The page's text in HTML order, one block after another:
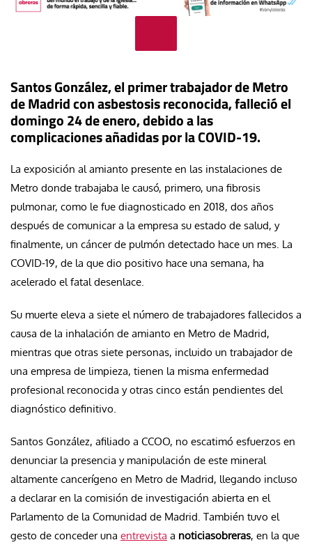
Santos González, el primer trabajador de Metro
de Madrid con asbestosis reconocida, falleció el
domingo 24 de enero, debido a las
complicaciones añadidas por la COVID-19.
La exposición al amianto presente en las instalaciones de
Metro donde trabajaba le causó, primero, una fibrosis
pulmonar, como le fue diagnosticado en 2018, dos años
después de comunicar a la empresa su estado de salud, y
finalmente, un cáncer de pulmón detectado hace un mes. La
COVID-19, de la que dio positivo hace una semana, ha
acelerado el fatal desenlace.
Su muerte eleva a siete el número de trabajadores fallecidos a
causa de la inhalación de amianto en Metro de Madrid,
mientras que otras siete personas, incluido un trabajador de
una empresa de limpieza, tienen la misma enfermedad
profesional reconocida y otras cinco están pendientes del
diagnóstico definitivo.
Santos González, afiliado a CCOO, no escatimó esfuerzos en
denunciar la presencia y manipulación de este mineral
altamente cancerígeno en Metro de Madrid, llegando incluso
a declarar en la comisión de investigación abierta en el
Parlamento de la Comunidad de Madrid. También tuvo el
gesto de conceder una entrevista a noticiasobreras, en la que